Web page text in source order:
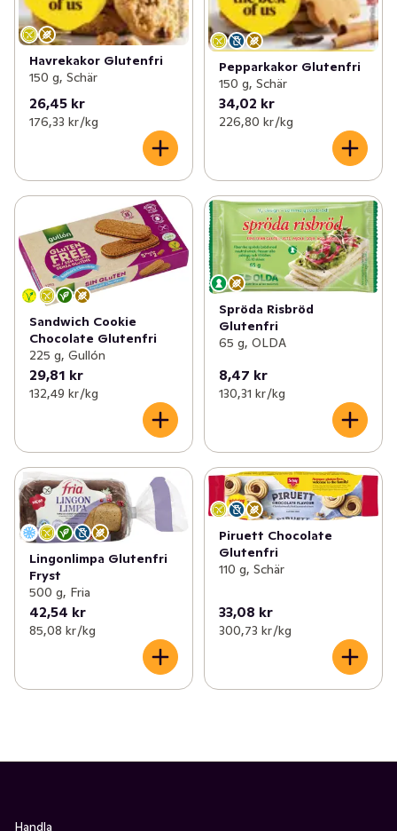
Havrekakor Glutenfri
150 g, Schär
26,45 kr
176,33 kr /kg
Pepparkakor Glutenfri
150 g, Schär
34,02 kr
226,80 kr /kg
Sandwich Cookie
Chocolate Glutenfri
225 g, Gullón
29,81 kr
132,49 kr /kg
Spröda Risbröd
Glutenfri
65 g, OLDA
8,47 kr
130,31 kr /kg
Lingonlimpa Glutenfri
Fryst
500 g, Fria
42,54 kr
85,08 kr /kg
Piruett Chocolate
Glutenfri
110 g, Schär
33,08 kr
300,73 kr /kg
Handla